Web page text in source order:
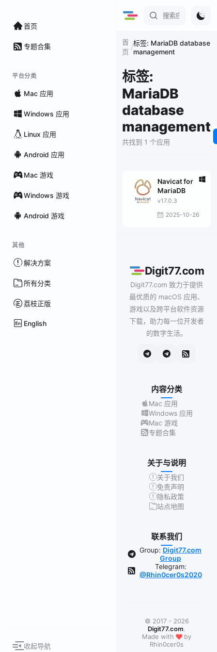
首页
专题合集
平台分类
Mac 应用
Windows 应用
Linux 应用
Android 应用
Mac 游戏
Windows 游戏
Android 游戏
其他
解决方案
所有分类
荔枝正版
English
收起导航
首
页
/标签: MariaDB database
management
标签:
MariaDB
database
management
共找到 1 个应用
Navicat for
MariaDB
v17.0.3
2025-10-26
Digit77.com
Digit77.com 致力于提供
最优质的 macOS 应用、
游戏以及跨平台软件资源
下载，助力每一位开发者
的数字生活。
内容分类
Mac 应用
Windows 应用
Mac 游戏
专题合集
关于与说明
关于我们
免责声明
隐私政策
站点地图
联系我们
Group: Digit77.com
Group
Telegram:
@Rhin0cer0s2020
© 2017 - 2026
Digit77.com.
Made with❤by
Rhin0cer0s